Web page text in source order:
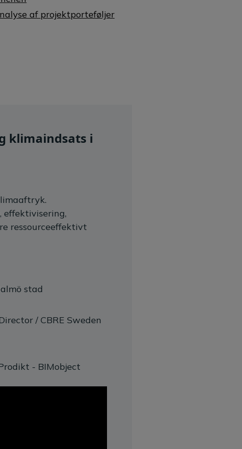
af projektporteføljer
klimaindsats i
effektivisering,
ressourceeffektivt
stad
/ CBRE Sweden
- BIMobject